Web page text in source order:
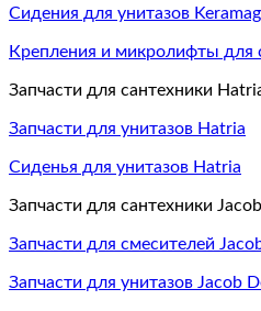
Сидения для унитазов Keramag
Крепления и микролифты для
Запчасти для сантехники
Запчасти для унитазов Hatria
Сиденья для унитазов Hatria
Запчасти для сантехники
Запчасти для смесителей
Запчасти для унитазов Jacob